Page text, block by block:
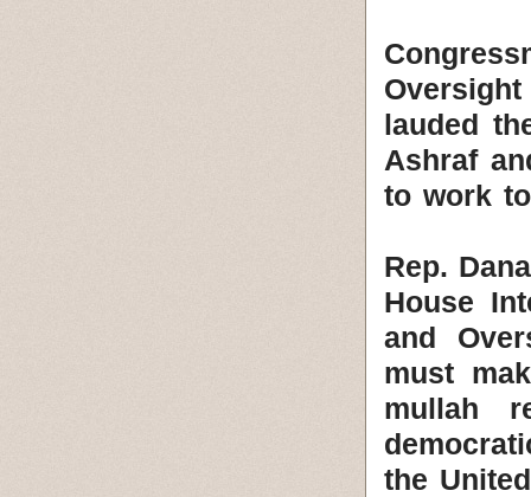
lauded
Ashraf
to work
Rep.
House
and
must
mullah
the